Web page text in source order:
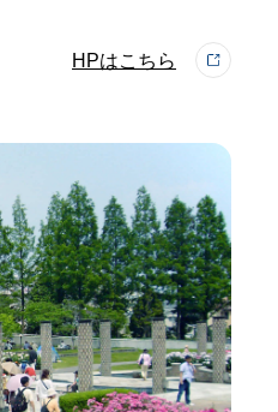
HPはこちら